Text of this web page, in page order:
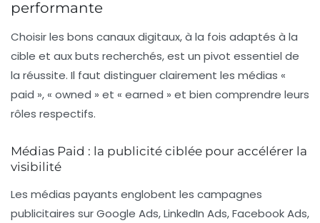
performante
Choisir les bons canaux digitaux, à la fois adaptés à la
cible et aux buts recherchés, est un pivot essentiel de
la réussite. Il faut distinguer clairement les médias «
paid », « owned » et « earned » et bien comprendre leurs
rôles respectifs.
Médias Paid : la publicité ciblée pour accélérer la
visibilité
Les médias payants englobent les campagnes
publicitaires sur Google Ads, LinkedIn Ads, Facebook Ads,